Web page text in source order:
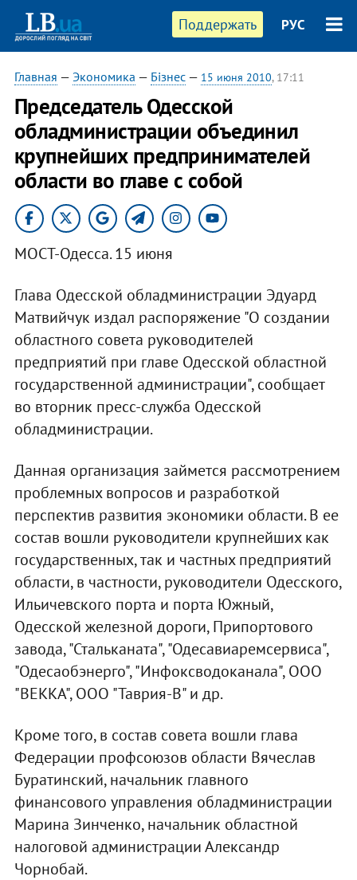
Поддержать РУС
Главная — Экономика — Бізнес— 15 июня 2010, 17:11
Председатель Одесской
обладминистрации объединил
крупнейших предпринимателей
области во главе с собой
МОСТ-Одесса. 15 июня
Глава Одесской обладминистрации Эдуард
Матвийчук издал распоряжение "О создании
областного совета руководителей
предприятий при главе Одесской областной
государственной администрации", сообщает
во вторник пресс-служба Одесской
обладминистрации.
Данная организация займется рассмотрением
проблемных вопросов и разработкой
перспектив развития экономики области. В ее
состав вошли руководители крупнейших как
государственных, так и частных предприятий
области, в частности, руководители Одесского,
Ильичевского порта и порта Южный,
Одесской железной дороги, Припортового
завода, "Стальканата", "Одесавиаремсервиса",
"Одесаобэнерго", "Инфоксводоканала", ООО
"ВЕККА", ООО "Таврия-В" и др.
Кроме того, в состав совета вошли глава
Федерации профсоюзов области Вячеслав
Буратинский, начальник главного
финансового управления обладминистрации
Марина Зинченко, начальник областной
налоговой администрации Александр
Чорнобай.